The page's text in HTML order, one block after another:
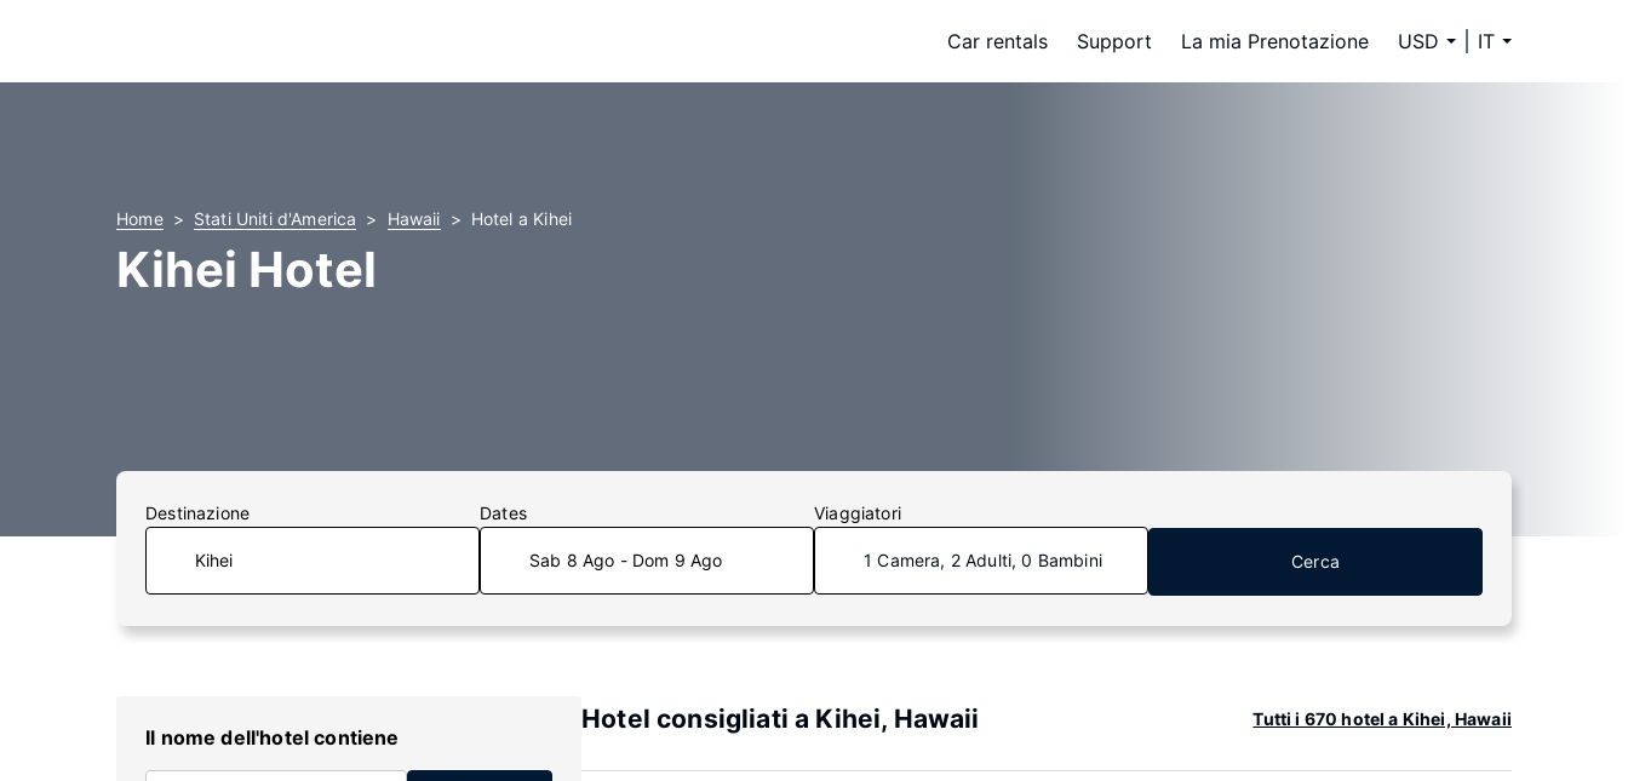
Car rentals Support La mia Prenotazione USD IT
Home Stati Uniti d'America Hawaii Hotel a Kihei
Kihei Hotel
Destinazione Dates
Sab 8 Ago - Dom 9 Ago
Viaggiatori
1 Camera, 2 Adulti, 0 Bambini Cerca
Il nome dell'hotel contiene
Hotel consigliati a Kihei, Hawaii Tutti i 670 hotel a Kihei, Hawaii